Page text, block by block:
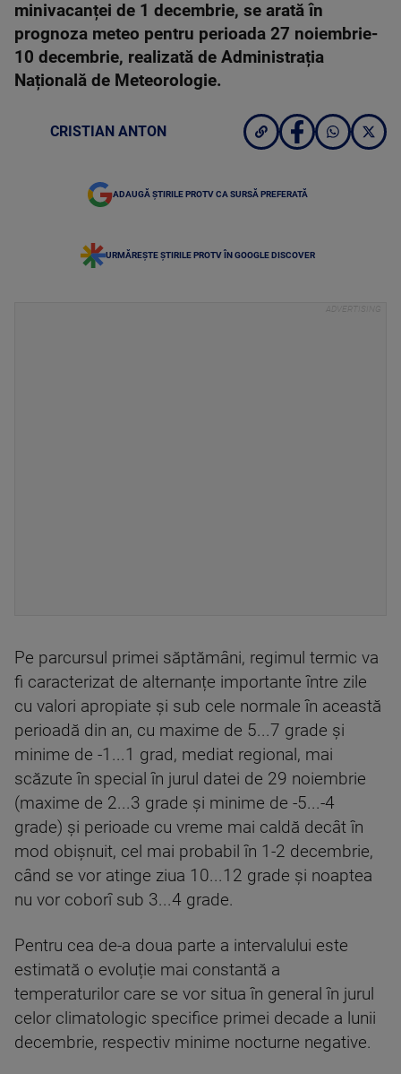
minivacanței de 1 decembrie, se arată în
prognoza meteo pentru perioada 27 noiembrie-
10 decembrie, realizată de Administrația
Națională de Meteorologie.
CRISTIAN ANTON
ADAUGĂ ȘTIRILE PROTV CA SURSĂ PREFERATĂ
URMĂREȘTE ȘTIRILE PROTV ÎN GOOGLE DISCOVER
Pe parcursul primei săptămâni, regimul termic va
fi caracterizat de alternanțe importante între zile
cu valori apropiate și sub cele normale în această
perioadă din an, cu maxime de 5...7 grade și
minime de -1...1 grad, mediat regional, mai
scăzute în special în jurul datei de 29 noiembrie
(maxime de 2...3 grade și minime de -5...-4
grade) și perioade cu vreme mai caldă decât în
mod obișnuit, cel mai probabil în 1-2 decembrie,
când se vor atinge ziua 10...12 grade și noaptea
nu vor coborî sub 3...4 grade.
Pentru cea de-a doua parte a intervalului este
estimată o evoluție mai constantă a
temperaturilor care se vor situa în general în jurul
celor climatologic specifice primei decade a lunii
decembrie, respectiv minime nocturne negative.